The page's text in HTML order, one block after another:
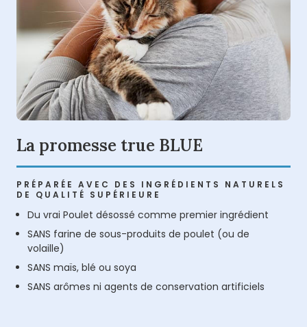
La promesse true BLUE
PRÉPARÉE AVEC DES INGRÉDIENTS NATURELS
DE QUALITÉ SUPÉRIEURE
Du vrai Poulet désossé comme premier ingrédient
SANS farine de sous-produits de poulet (ou de
volaille)
SANS maïs, blé ou soya
SANS arômes ni agents de conservation artificiels